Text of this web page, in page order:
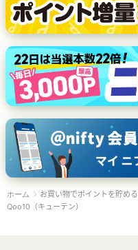
ホーム お買い物でポイントを貯める
Qoo10（キューテン）